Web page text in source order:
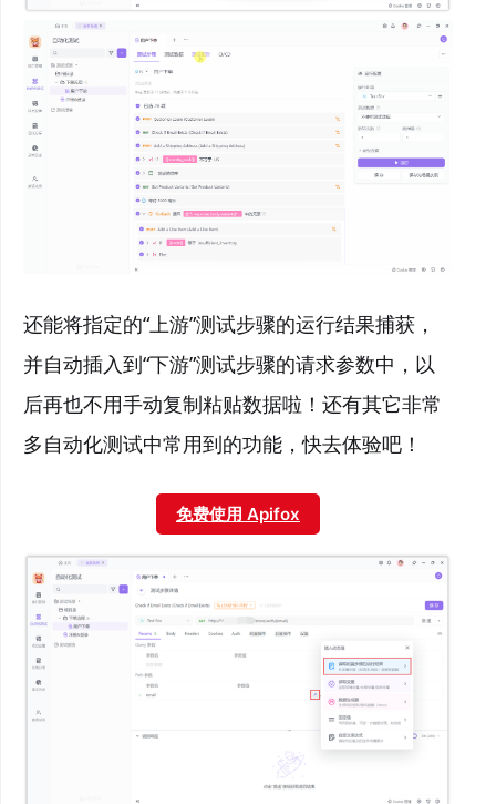
还能将指定的“上游”测试步骤的运行结果捕获，
并自动插入到“下游”测试步骤的请求参数中，以
后再也不用手动复制粘贴数据啦！还有其它非常
多自动化测试中常用到的功能，快去体验吧！
免费使用 Apifox